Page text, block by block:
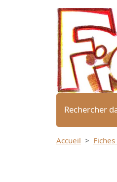
Rechercher
Accueil